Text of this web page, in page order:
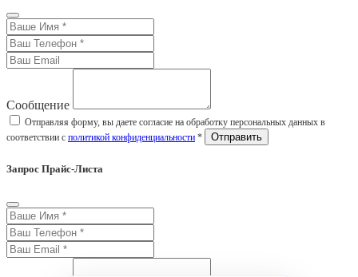
Сообщение
Отправляя форму, вы даете согласие на обработку персональных данных в
соответствии с политикой конфиденциальности *
Запрос Прайс-Листа